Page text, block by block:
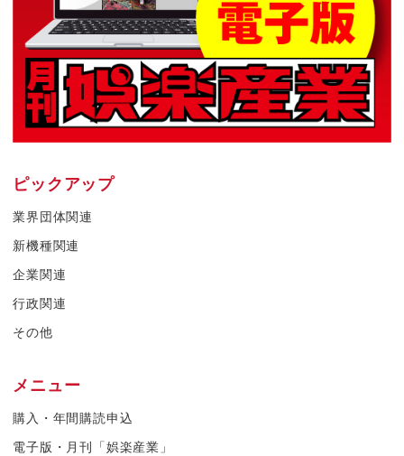
ピックアップ
業界団体関連
新機種関連
企業関連
行政関連
その他
メニュー
購入・年間購読申込
電子版・月刊「娯楽産業」